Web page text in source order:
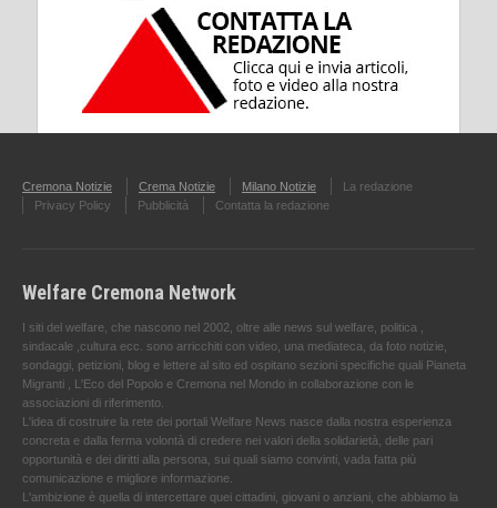
Cremona Notizie Crema Notizie Milano Notizie
La redazione
Privacy Policy
Pubblicità Contatta la redazione
Welfare Cremona Network
I siti del welfare, che nascono nel 2002, oltre alle news sul welfare, politica ,
sindacale ,cultura ecc. sono arricchiti con video, una mediateca, da foto notizie,
sondaggi, petizioni, blog e lettere al sito ed ospitano sezioni specifiche quali Pianeta
Migranti , L'Eco del Popolo e Cremona nel Mondo in collaborazione con le
associazioni di riferimento.
L'idea di costruire la rete dei portali Welfare News nasce dalla nostra esperienza
concreta e dalla ferma volontà di credere nei valori della solidarietà, delle pari
opportunità e dei diritti alla persona, sui quali siamo convinti, vada fatta più
comunicazione e migliore informazione.
L'ambizione è quella di intercettare quei cittadini, giovani o anziani, che abbiamo la